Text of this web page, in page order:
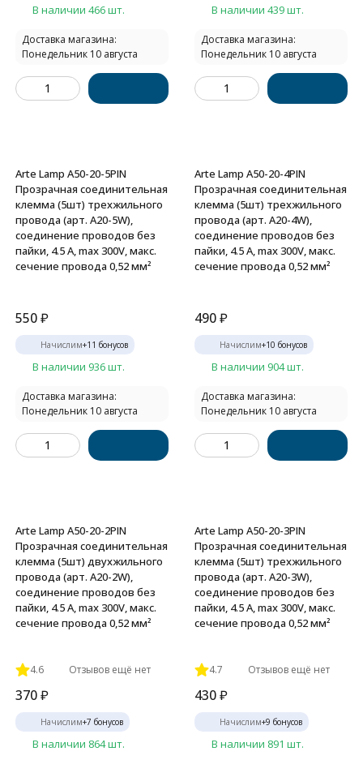
В наличии 466 шт.
Доставка магазина:
Понедельник 10 августа
В наличии 439 шт.
Доставка магазина:
Понедельник 10 августа
Arte Lamp A50-20-5PIN
Прозрачная соединительная
клемма (5шт) трехжильного
провода (арт. A20-5W),
соединение проводов без
пайки, 4.5 А, max 300V, макс.
сечение провода 0,52 мм²
550₽
Начислим+11 бонусов
В наличии 936 шт.
Доставка магазина:
Понедельник 10 августа
Arte Lamp A50-20-4PIN
Прозрачная соединительная
клемма (5шт) трехжильного
провода (арт. A20-4W),
соединение проводов без
пайки, 4.5 А, max 300V, макс.
сечение провода 0,52 мм²
490₽
Начислим+10 бонусов
В наличии 904 шт.
Доставка магазина:
Понедельник 10 августа
Arte Lamp A50-20-2PIN
Прозрачная соединительная
клемма (5шт) двухжильного
провода (арт. A20-2W),
соединение проводов без
пайки, 4.5 А, max 300V, макс.
сечение провода 0,52 мм²
4.6 Отзывов ещё нет
370₽
Начислим+7 бонусов
В наличии 864 шт.
Arte Lamp A50-20-3PIN
Прозрачная соединительная
клемма (5шт) трехжильного
провода (арт. A20-3W),
соединение проводов без
пайки, 4.5 А, max 300V, макс.
сечение провода 0,52 мм²
4.7 Отзывов ещё нет
430₽
Начислим+9 бонусов
В наличии 891 шт.